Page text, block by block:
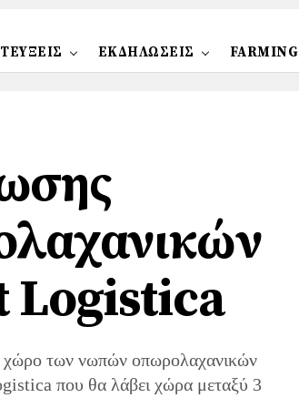
ΕΚΔΗΛΩΣΕΙΣ FARMING
Logistica
χώρο των νωπών οπωρολαχανικών
που θα λάβει χώρα μεταξύ 3